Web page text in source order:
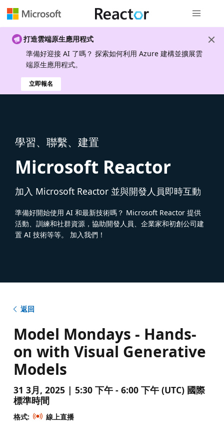
打造雲端原生應用程式
準備好迎接 AI 了嗎？ 探索如何利用 Azure 建構並擴展雲
端原生應用程式。
立即報名
學習、聯繫、建置
Microsoft Reactor
加入 Microsoft Reactor 並與開發人員即時互動
準備好開始使用 AI 和最新技術嗎？ Microsoft Reactor 提供
活動、訓練和社群資源，協助開發人員、企業家和初創公司建
置 AI 技術等等。 加入我們！
返回
Model Mondays - Hands-
on with Visual Generative
Models
31 3月, 2025 | 5:30 下午 - 6:00 下午 (UTC) 國際
標準時間
格式:
線上直播